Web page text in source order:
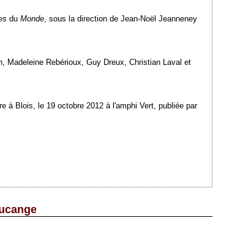
du Monde, sous la direction de Jean-Noël Jeanneney
Madeleine Rebérioux, Guy Dreux, Christian Laval et
à Blois, le 19 octobre 2012 à l'amphi Vert, publiée par